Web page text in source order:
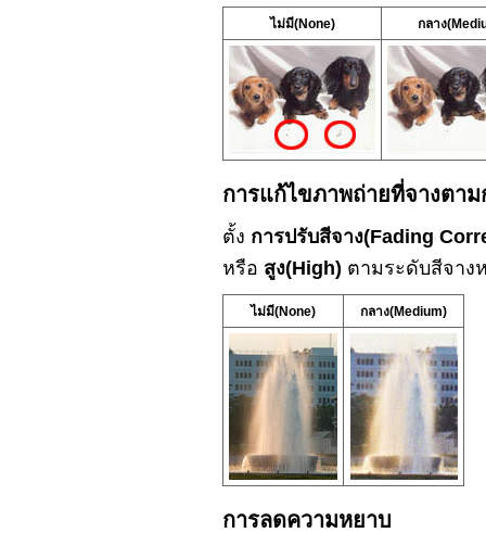
ไม่มี(None) กลาง
การแก้ไขภาพถ่ายที่จางตาม
ตั้ง การปรับสีจาง(Fading
หรือ สูง(High) ตามระดับสีจาง
ไม่มี(None) กลาง(Medium)
การลดความหยาบ